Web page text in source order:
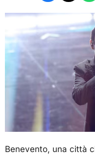
Benevento, una città